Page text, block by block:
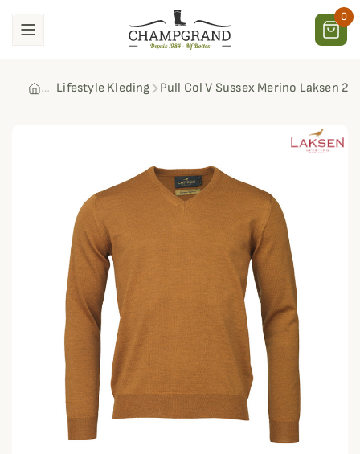
0
Lifestyle Kleding Pull Col V Sussex Merino Laksen